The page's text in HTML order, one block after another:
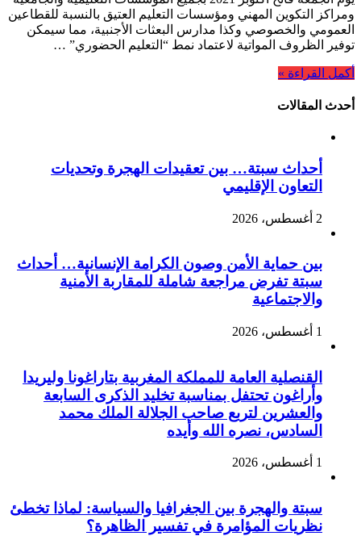
ومراكز التكوين المهني ومؤسسات التعليم العتيق بالنسبة للقطاعين
العمومي والخصوصي وكذا مدارس البعثات الأجنبية، مما سيمكن
توفير الظروف المواتية لاعتماد نمط “التعليم الحضوري” …
أكمل القراءة »
أحدث المقالات
أحداث سبتة… بين تعقيدات الهجرة وتحديات
التعاون الإقليمي
2 أغسطس، 2026
بين حماية الأمن وصون الكرامة الإنسانية… أحداث
سبتة تفرض مراجعة شاملة للمقاربة الأمنية
والاجتماعية
1 أغسطس، 2026
القنصلية العامة للمملكة المغربية بتاراغونا وليريدا
وأراغون تحتفل بمناسبة تخليد الذكرى السابعة
والعشرين لتربع صاحب الجلالة الملك محمد
السادس، نصره الله وأيده
1 أغسطس، 2026
سبتة والهجرة بين الجغرافيا والسياسة: لماذا تخطئ
نظريات المؤامرة في تفسير الظاهرة؟